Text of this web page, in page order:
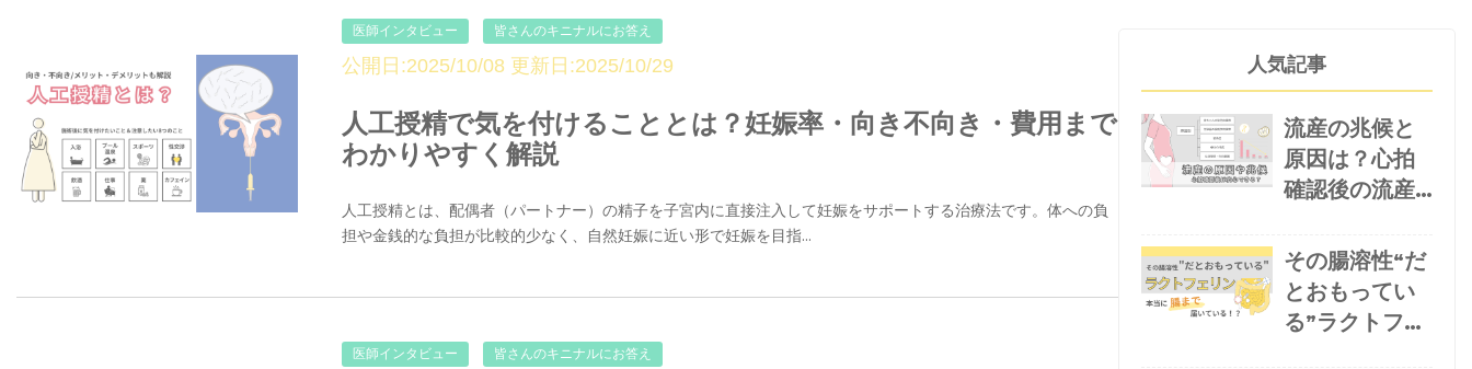
医師インタビュー 皆さんのキニナルにお答え
公開日:2025/10/08 更新日:2025/10/29
人工授精で気を付けることとは？妊娠率・向き不向き・費用まで
わかりやすく解説
人工授精とは、配偶者（パートナー）の精子を子宮内に直接注入して妊娠をサポートする治療法です。体への負
担や金銭的な負担が比較的少なく、自然妊娠に近い形で妊娠を目指...
医師インタビュー 皆さんのキニナルにお答え
人気記事
流産の兆候と
原因は？心拍
確認後の流産
妊娠可能性・
妊娠再開まで
の目安を解説
その腸溶性“だ
とおもってい
る”ラクトフェ